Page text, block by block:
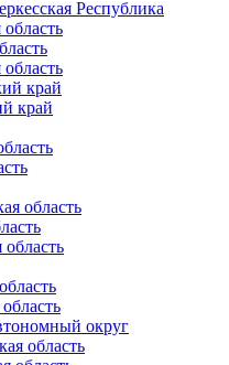
Республика
край
край
область
округ
область